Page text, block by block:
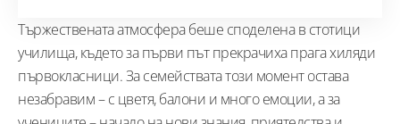
Тържествената атмосфера беше споделена в стотици
училища, където за първи път прекрачиха прага хиляди
първокласници. За семействата този момент остава
незабравим – с цветя, балони и много емоции, а за